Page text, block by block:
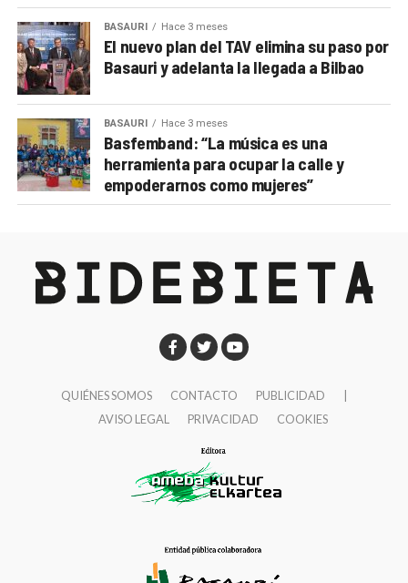
BASAURI Hace 3 meses
El nuevo plan del TAV elimina su paso por
Basauri y adelanta la llegada a Bilbao
BASAURI Hace 3 meses
Basfemband: “La música es una
herramienta para ocupar la calle y
empoderarnos como mujeres”
QUIÉNES SOMOS CONTACTO PUBLICIDAD
AVISO LEGAL
PRIVACIDAD COOKIES